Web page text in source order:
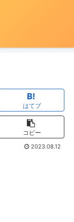
はてブ
コピー
2023.08.12